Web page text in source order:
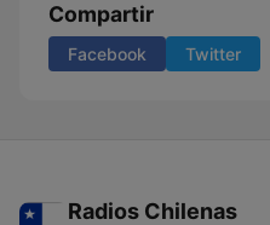
Compartir
Facebook Twitter
Radios Chilenas